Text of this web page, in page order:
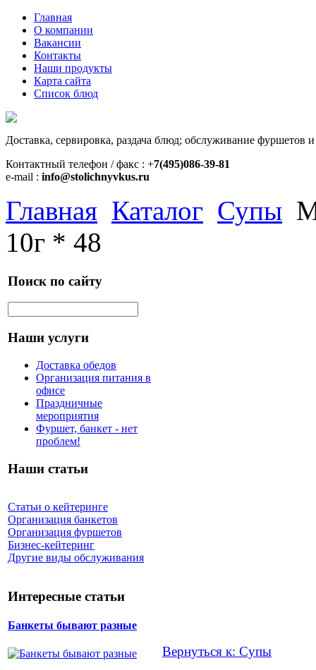
Главная
О компании
Вакансии
Контакты
Наши продукты
Карта сайта
Список блюд
Доставка, сервировка, раздача блюд; обслуживание фуршетов
Контактный телефон / факс : +7(495)086-39-81
e-mail : info@stolichnyvkus.ru
Главная Каталог Супы
10г * 48
Поиск по сайту
Наши услуги
Доставка обедов
Организация питания в
офисе
Праздничные
мероприятия
Фуршет, банкет - нет
проблем!
Наши статьи
Статьи о кейтеринге
Организация банкетов
Организация фуршетов
Бизнес-кейтеринг
Другие виды обслуживания
Интересные статьи
Банкеты бывают разные
Вернуться к: Супы